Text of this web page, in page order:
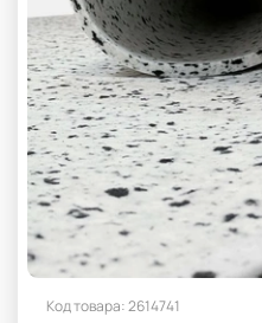
Код товара: 2614741